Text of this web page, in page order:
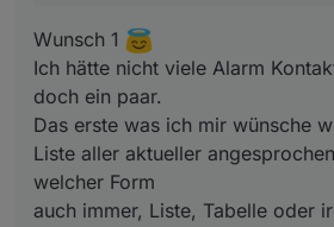
Dich einfach zu realisieren wäre.
Hintergrund ist, dass man dann
darstellen kann welche und
angesprochen haben. Somit
Aktoren einzeln abgefagt
Wunsch 1
Ich hätte nicht viele Alarm
doch ein paar.
Das erste was ich mir wünsche
Liste aller aktueller
welcher Form
auch immer, Liste, Tabelle oder